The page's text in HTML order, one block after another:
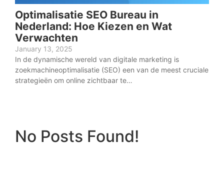
Optimalisatie SEO Bureau in
Nederland: Hoe Kiezen en Wat
Verwachten
January 13, 2025
In de dynamische wereld van digitale marketing is
zoekmachineoptimalisatie (SEO) een van de meest cruciale
strategieën om online zichtbaar te…
No Posts Found!